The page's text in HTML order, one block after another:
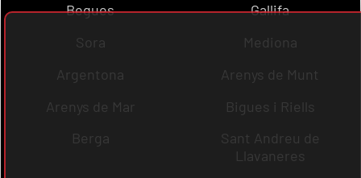
Begues
Gallifa
Sora
Mediona
Argentona
Arenys de Munt
Arenys de Mar
Bigues i Riells
Berga
Sant Andreu de
Llavaneres